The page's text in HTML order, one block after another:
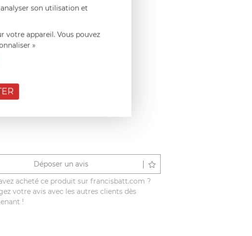
Déposer un avis
acheté ce produit sur francisbatt.com ?
votre avis avec les autres clients dès
!
son utilisation et
votre appareil. Vous pouvez
»